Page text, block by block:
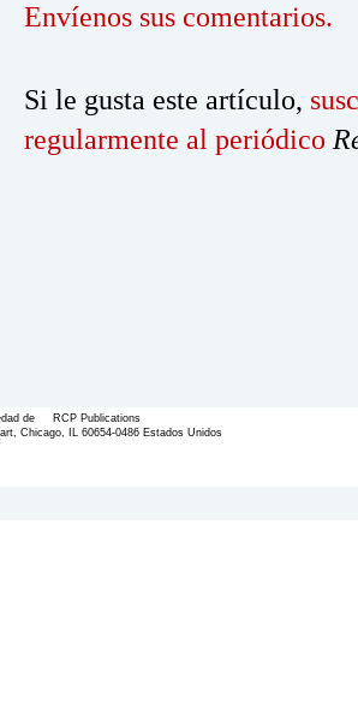
Envíenos sus comentarios.
Si le gusta este artículo,
regularmente al periódico
de RCP Publications
Chicago, IL 60654-0486 Estados Unidos